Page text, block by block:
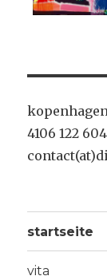
4106 122
startseite
vita